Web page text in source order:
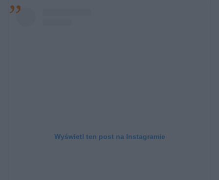
Wyświetl ten post na Instagramie